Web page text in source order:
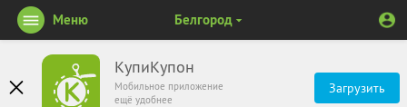
КупиКупон
Мобильное приложение
ещё удобнее
Загрузить
Меню Белгород